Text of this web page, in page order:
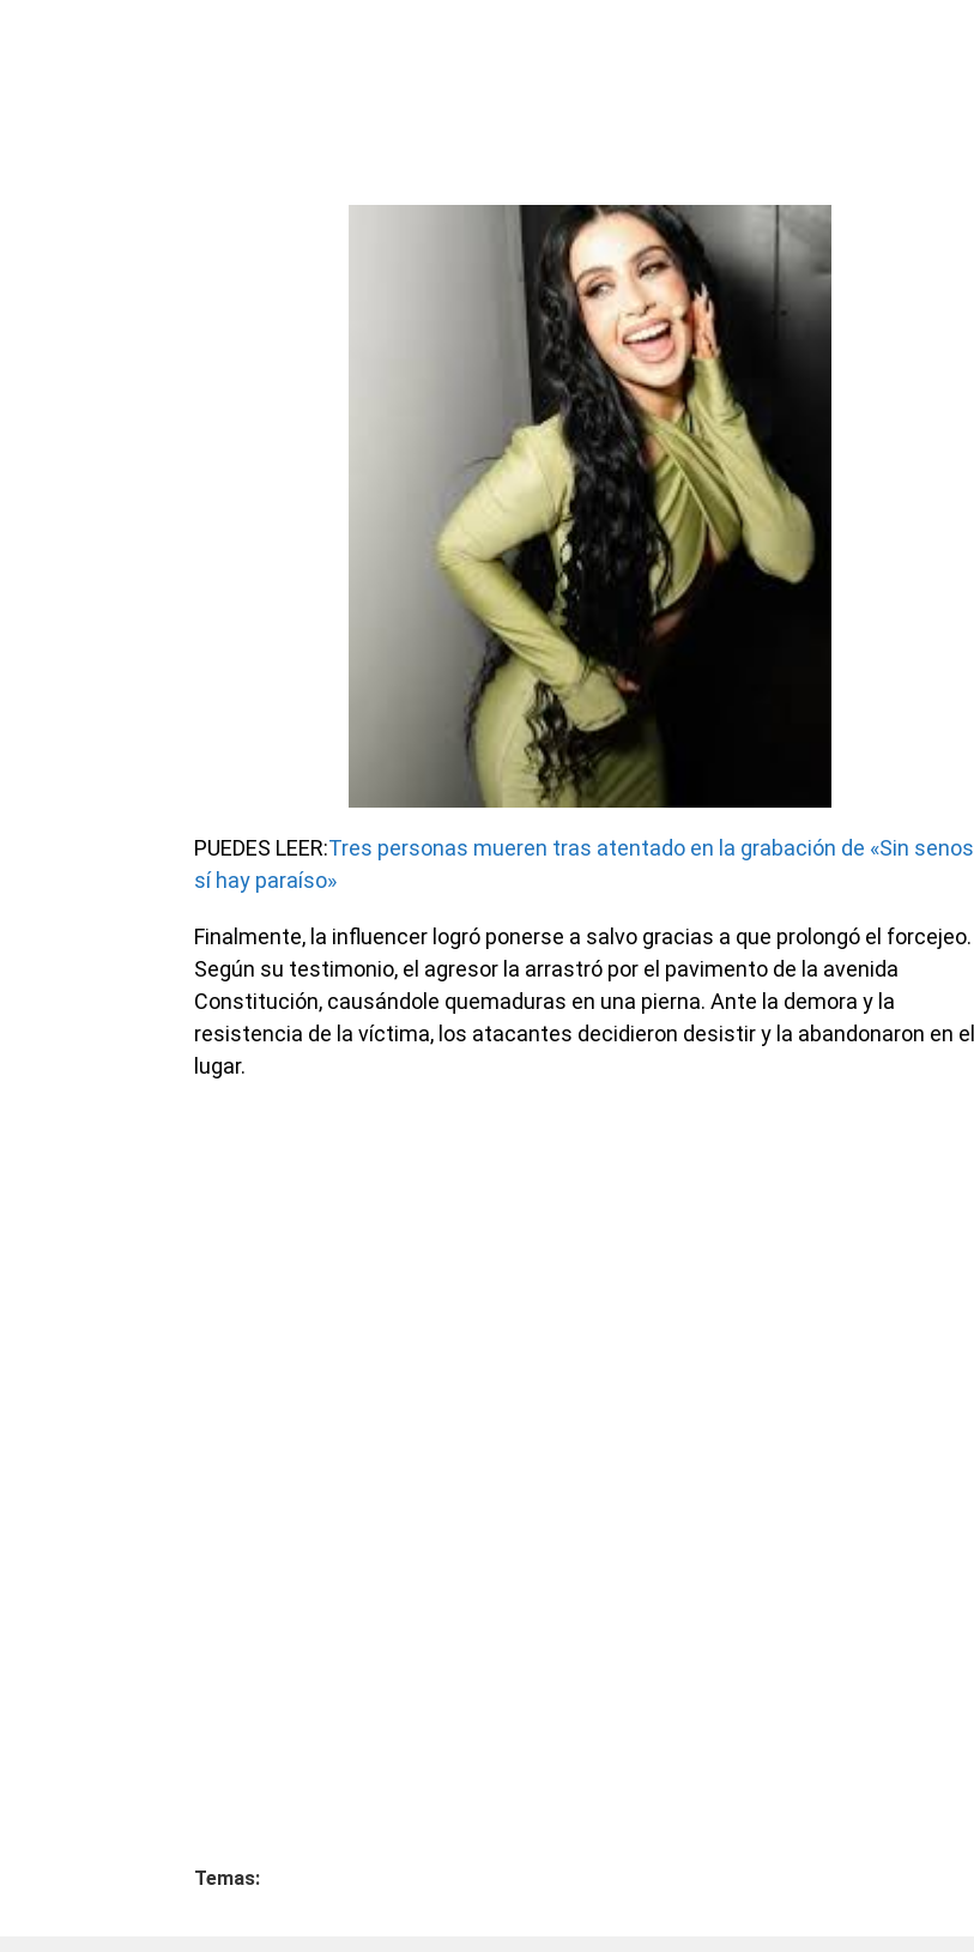
PUEDES LEER:Tres personas mueren tras atentado en la grabación de «Sin senos
sí hay paraíso»
Finalmente, la influencer logró ponerse a salvo gracias a que prolongó el forcejeo.
Según su testimonio, el agresor la arrastró por el pavimento de la avenida
Constitución, causándole quemaduras en una pierna. Ante la demora y la
resistencia de la víctima, los atacantes decidieron desistir y la abandonaron en el
lugar.
Temas: